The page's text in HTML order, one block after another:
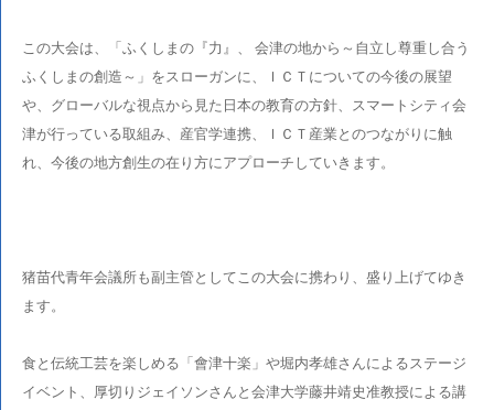
この大会は、「ふくしまの『力』、 会津の地から～自立し尊重し合う
ふくしまの創造～」をスローガンに、ＩＣＴについての今後の展望
や、グローバルな視点から見た日本の教育の方針、スマートシティ会
津が行っている取組み、産官学連携、ＩＣＴ産業とのつながりに触
れ、今後の地方創生の在り方にアプローチしていきます。
猪苗代青年会議所も副主管としてこの大会に携わり、盛り上げてゆき
ます。
食と伝統工芸を楽しめる「會津十楽」や堀内孝雄さんによるステージ
イベント、厚切りジェイソンさんと会津大学藤井靖史准教授による講